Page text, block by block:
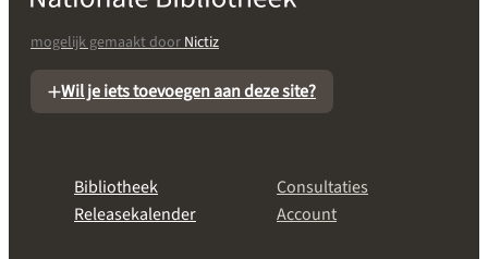
mogelijk gemaakt doorNictiz
Wil je iets toevoegen aan deze site?
Bibliotheek
Releasekalender
Consultaties
Account